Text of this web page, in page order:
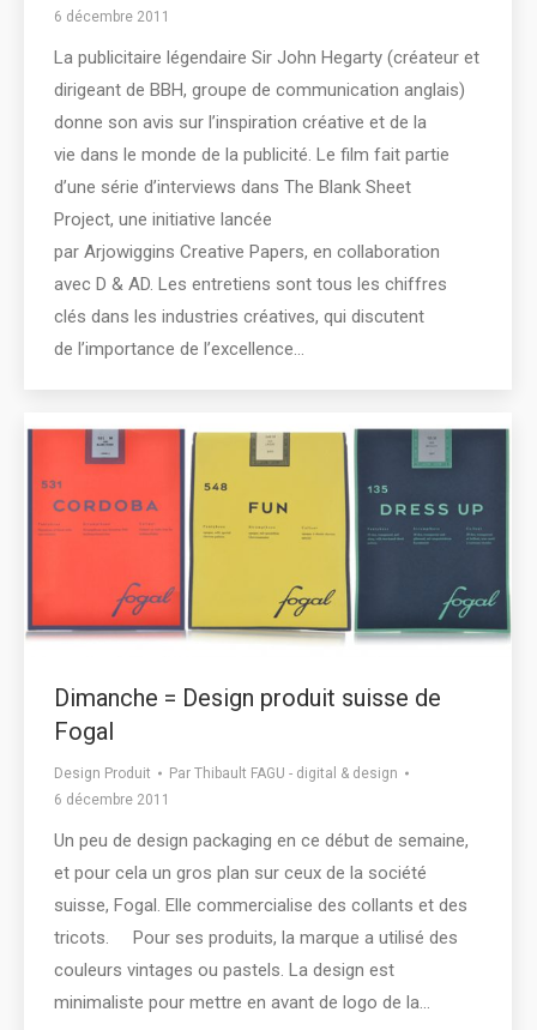
6 décembre 2011
La publicitaire légendaire Sir John Hegarty (créateur et
dirigeant de BBH, groupe de communication anglais)
donne son avis sur l’inspiration créative et de la
vie dans le monde de la publicité. Le film fait partie
d’une série d’interviews dans The Blank Sheet
Project, une initiative lancée
par Arjowiggins Creative Papers, en collaboration
avec D & AD. Les entretiens sont tous les chiffres
clés dans les industries créatives, qui discutent
de l’importance de l’excellence…
Dimanche = Design produit suisse de
Fogal
Design Produit Par Thibault FAGU - digital & design
6 décembre 2011
Un peu de design packaging en ce début de semaine,
et pour cela un gros plan sur ceux de la société
suisse, Fogal. Elle commercialise des collants et des
tricots. Pour ses produits, la marque a utilisé des
couleurs vintages ou pastels. La design est
minimaliste pour mettre en avant de logo de la…